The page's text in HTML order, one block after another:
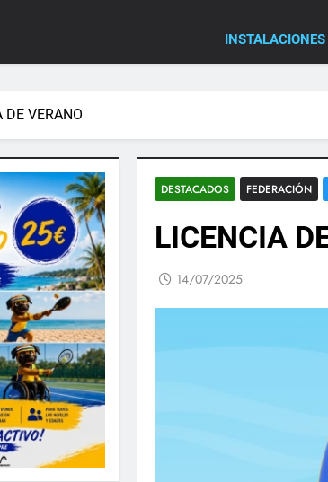
INSTALACIONES
DE VERANO
DESTACADOS FEDERACIÓN
LICENCIA
14/07/2025